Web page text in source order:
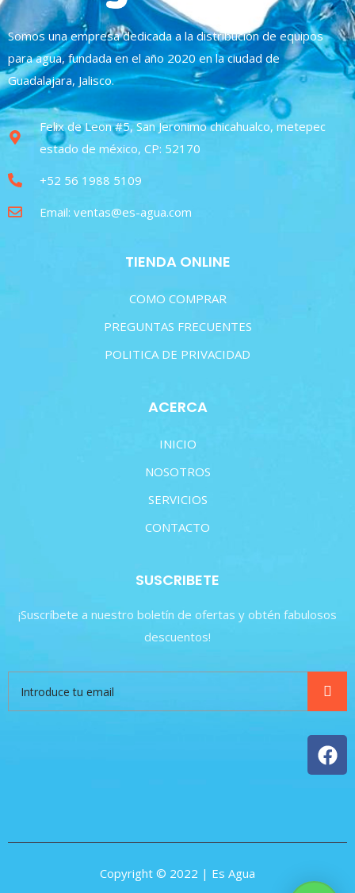
Somos una empresa dedicada a la distribución de equipos
para agua, fundada en el año 2020 en la ciudad de
Guadalajara, Jalisco.
Felix de Leon #5, San Jeronimo chicahualco, metepec
estado de méxico, CP: 52170
+52 56 1988 5109
Email: ventas@es-agua.com
TIENDA ONLINE
COMO COMPRAR
PREGUNTAS FRECUENTES
POLITICA DE PRIVACIDAD
ACERCA
INICIO
NOSOTROS
SERVICIOS
CONTACTO
SUSCRIBETE
¡Suscríbete a nuestro boletín de ofertas y obtén fabulosos
descuentos!
Copyright © 2022 | Es Agua